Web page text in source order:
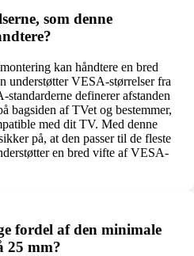
som denne
kan håndtere en bred
understøtter VESA-størrelser fra
definerer afstanden
bagsiden af TVet og bestemmer,
med dit TV. Med denne
på, at den passer til de fleste
en bred vifte af VESA-
fordel af den minimale
25 mm?